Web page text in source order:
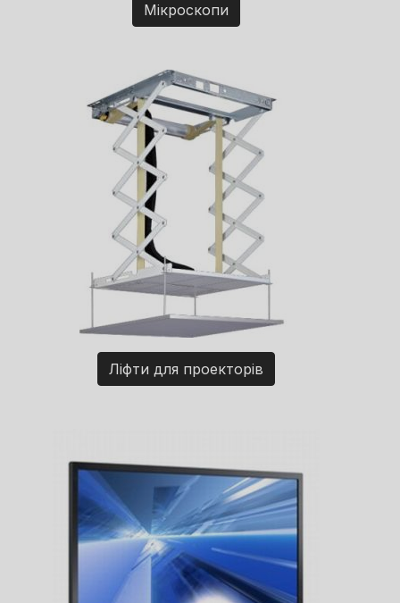
Мікроскопи
Ліфти для проекторів